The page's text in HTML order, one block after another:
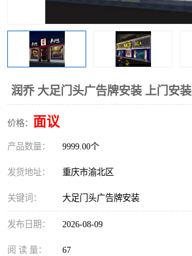
润乔 大足门头广告牌安装 上门安装
价格： 面议
产品数量： 9999.00个
发货地址： 重庆市渝北区
关键词： 大足门头广告牌安装
发布日期： 2026-08-09
阅 读 量： 67